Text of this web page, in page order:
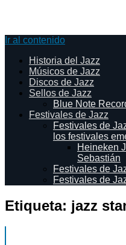
Ir al contenido
Historia del Jazz
Músicos de Jazz
Discos de Jazz
Sellos de Jazz
Blue Note
Festivales de Jazz
Festivales de
los festivales
Heineken
Sebastián
Festivales de
Festivales de
Etiqueta: jazz